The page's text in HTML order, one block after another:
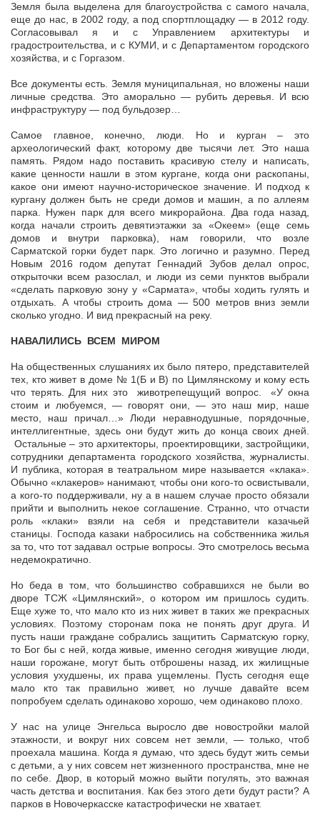
Земля была выделена для благоустройства с самого начала,
еще до нас, в 2002 году, а под спортплощадку — в 2012 году.
Согласовывал я и с Управлением архитектуры и
градостроительства, и с КУМИ, и с Департаментом городского
хозяйства, и с Горгазом.
Все документы есть. Земля муниципальная, но вложены наши
личные средства. Это аморально — рубить деревья. И всю
инфраструктуру — под бульдозер…
Самое главное, конечно, люди. Но и курган – это
археологический факт, которому две тысячи лет. Это наша
память. Рядом надо поставить красивую стелу и написать,
какие ценности нашли в этом кургане, когда они раскопаны,
какое они имеют научно-историческое значение. И подход к
кургану должен быть не среди домов и машин, а по аллеям
парка. Нужен парк для всего микрорайона. Два года назад,
когда начали строить девятиэтажки за «Океем» (еще семь
домов и внутри парковка), нам говорили, что возле
Сарматской горки будет парк. Это логично и разумно. Перед
Новым 2016 годом депутат Геннадий Зубов делал опрос,
открыточки всем разослал, и люди из семи пунктов выбрали
«сделать парковую зону у «Сармата», чтобы ходить гулять и
отдыхать. А чтобы строить дома — 500 метров вниз земли
сколько угодно. И вид прекрасный на реку.
НАВАЛИЛИСЬ ВСЕМ МИРОМ
На общественных слушаниях их было пятеро, представителей
тех, кто живет в доме № 1(Б и В) по Цимлянскому и кому есть
что терять. Для них это животрепещущий вопрос. «У окна
стоим и любуемся, — говорят они, — это наш мир, наше
место, наш причал…» Люди неравнодушные, порядочные,
интеллигентные, здесь они будут жить до конца своих дней.
Остальные – это архитекторы, проектировщики, застройщики,
сотрудники департамента городского хозяйства, журналисты.
И публика, которая в театральном мире называется «клака».
Обычно «клакеров» нанимают, чтобы они кого-то освистывали,
а кого-то поддерживали, ну а в нашем случае просто обязали
прийти и выполнить некое соглашение. Странно, что отчасти
роль «клаки» взяли на себя и представители казачьей
станицы. Господа казаки набросились на собственника жилья
за то, что тот задавал острые вопросы. Это смотрелось весьма
недемократично.
Но беда в том, что большинство собравшихся не были во
дворе ТСЖ «Цимлянский», о котором им пришлось судить.
Еще хуже то, что мало кто из них живет в таких же прекрасных
условиях. Поэтому сторонам пока не понять друг друга. И
пусть наши граждане собрались защитить Сарматскую горку,
то Бог бы с ней, когда живые, именно сегодня живущие люди,
наши горожане, могут быть отброшены назад, их жилищные
условия ухудшены, их права ущемлены. Пусть сегодня еще
мало кто так правильно живет, но лучше давайте всем
попробуем сделать одинаково хорошо, чем одинаково плохо.
У нас на улице Энгельса выросло две новостройки малой
этажности, и вокруг них совсем нет земли, — только, чтоб
проехала машина. Когда я думаю, что здесь будут жить семьи
с детьми, а у них совсем нет жизненного пространства, мне не
по себе. Двор, в который можно выйти погулять, это важная
часть детства и воспитания. Как без этого дети будут расти? А
парков в Новочеркасске катастрофически не хватает.